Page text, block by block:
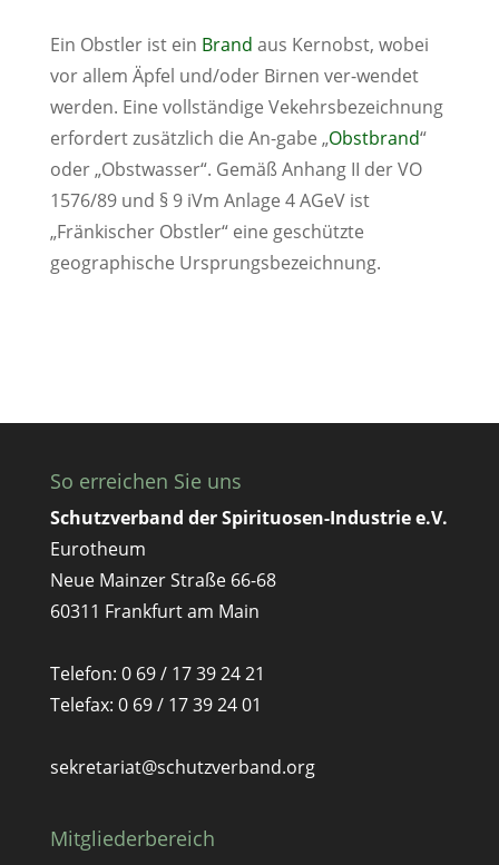
Ein Obstler ist ein Brand aus Kernobst, wobei
vor allem Äpfel und/oder Birnen ver-wendet
werden. Eine vollständige Vekehrsbezeichnung
erfordert zusätzlich die An-gabe „Obstbrand“
oder „Obstwasser“. Gemäß Anhang II der VO
1576/89 und § 9 iVm Anlage 4 AGeV ist
„Fränkischer Obstler“ eine geschützte
geographische Ursprungsbezeichnung.
So erreichen Sie uns
Schutzverband der Spirituosen-Industrie e.V.
Eurotheum
Neue Mainzer Straße 66-68
60311 Frankfurt am Main
Telefon: 0 69 / 17 39 24 21
Telefax: 0 69 / 17 39 24 01
sekretariat@schutzverband.org
Mitgliederbereich